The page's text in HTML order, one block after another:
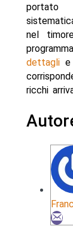
nel
dettaglie
ricchi